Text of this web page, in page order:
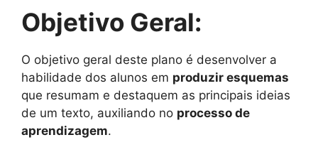
Objetivo Geral:
O objetivo geral deste plano é desenvolver a
habilidade dos alunos em produzir esquemas
que resumam e destaquem as principais ideias
de um texto, auxiliando no processo de
aprendizagem.